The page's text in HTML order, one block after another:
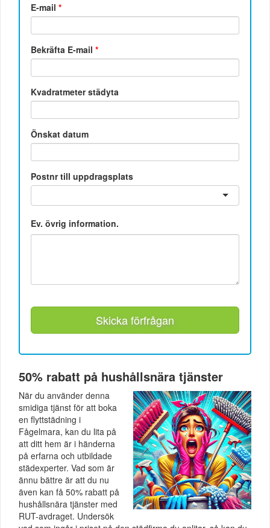
E-mail*
Bekräfta E-mail*
Kvadratmeter städyta
Önskat datum
Postnr till uppdragsplats
Ev. övrig information.
Skicka förfrågan
50% rabatt på hushållsnära tjänster
När du använder denna
smidiga tjänst för att boka
en flyttstädning i
Fågelmara, kan du lita på
att ditt hem är i händerna
på erfarna och utbildade
städexperter. Vad som är
ännu bättre är att du nu
även kan få 50% rabatt på
hushållsnära tjänster med
RUT-avdraget. Undersök